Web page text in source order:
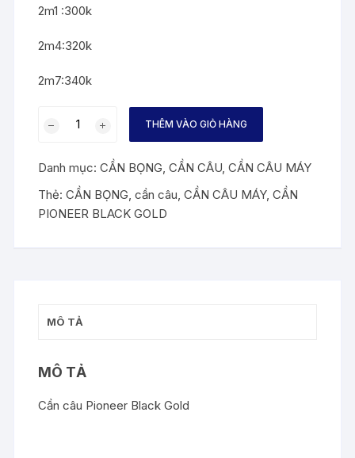
2m1 :300k
2m4:320k
2m7:340k
BLACK
GOLD
2
3M
lượng
THÊM VÀO GIỎ HÀNG
Danh mục:CẦN BỌNG ,CẦN CÂU ,CẦN CÂU MÁY
Thẻ:CẦN BỌNG ,cần câu ,CẦN CÂU MÁY,CẦN
PIONEER BLACK GOLD
MÔ TẢ
MÔ TẢ
Cần câu Pioneer Black Gold